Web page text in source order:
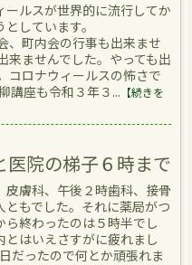
ールスが世界的に流行してか
とうとしています。
、町内会の行事も出来ませ
来ませんでした。やっても出
コロナウィールスの怖さで
講座も令和３年３... 【続きを
医院の梯子６時まで
皮膚科、午後２時歯科、接骨
ともでした。それに薬局がつ
ら終わったのは５時半でし
とはいえさすがに疲れまし
だったので何とか頑張れま